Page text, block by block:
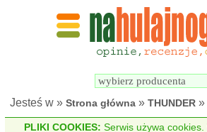
Jesteś w » Strona główna» THUNDER»
PLIKI COOKIES: Serwis używa